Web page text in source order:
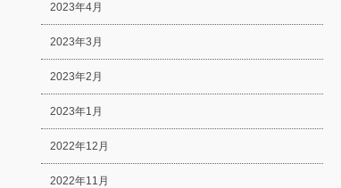
2023年4月
2023年3月
2023年2月
2023年1月
2022年12月
2022年11月